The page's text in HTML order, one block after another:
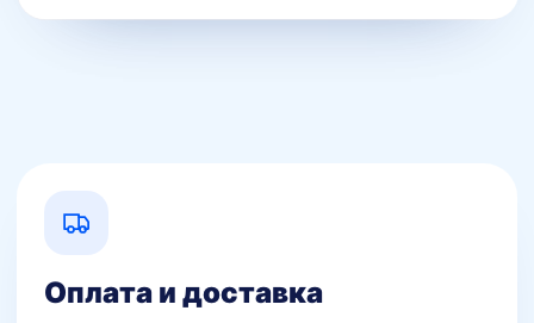
Оплата и доставка